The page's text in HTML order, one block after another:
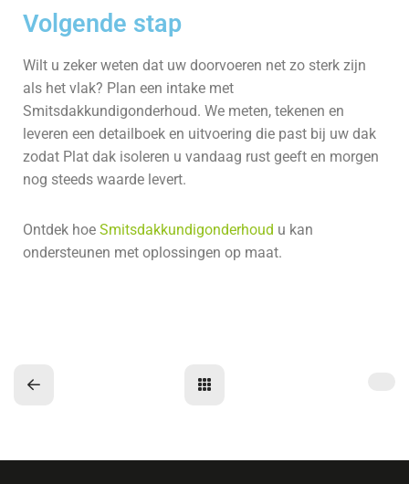
Volgende stap
Wilt u zeker weten dat uw doorvoeren net zo sterk zijn
als het vlak? Plan een intake met
Smitsdakkundigonderhoud. We meten, tekenen en
leveren een detailboek en uitvoering die past bij uw dak
zodat Plat dak isoleren u vandaag rust geeft en morgen
nog steeds waarde levert.
Ontdek hoe Smitsdakkundigonderhoud u kan
ondersteunen met oplossingen op maat.